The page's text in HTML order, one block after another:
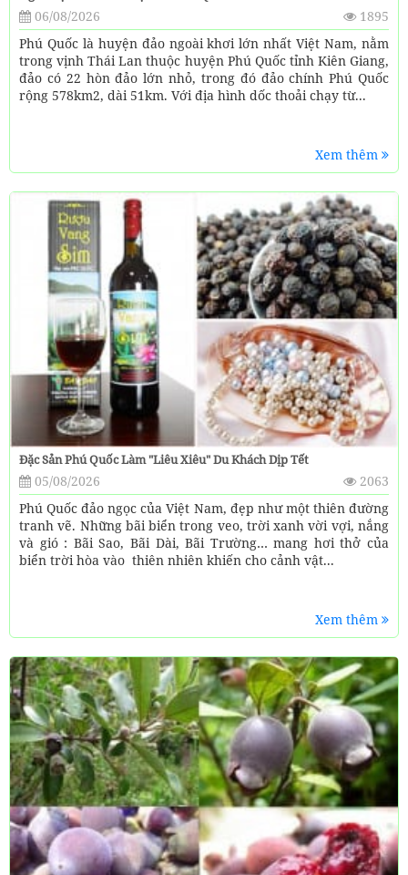
06/08/2026
1895
Phú Quốc là huyện đảo ngoài khơi lớn nhất Việt Nam, nằm
trong vịnh Thái Lan thuộc huyện Phú Quốc tỉnh Kiên Giang,
đảo có 22 hòn đảo lớn nhỏ, trong đó đảo chính Phú Quốc
rộng 578km2, dài 51km. Với địa hình dốc thoải chạy từ...
Xem thêm
Đặc Sản Phú Quốc Làm "liêu Xiêu" Du Khách Dịp Tết
05/08/2026
2063
Phú Quốc đảo ngọc của Việt Nam, đẹp như một thiên đường
tranh vẽ. Những bãi biển trong veo, trời xanh vời vợi, nắng
và gió : Bãi Sao, Bãi Dài, Bãi Trường… mang hơi thở của
biển trời hòa vào thiên nhiên khiến cho cảnh vật...
Xem thêm